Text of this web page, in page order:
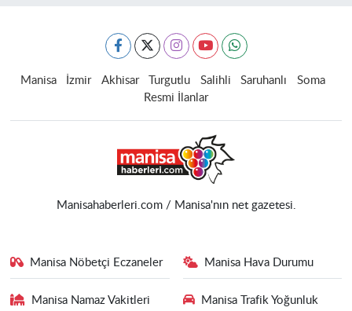
Manisa İzmir Akhisar Turgutlu Salihli Saruhanlı
Soma
Resmi İlanlar
Manisahaberleri.com / Manisa'nın net gazetesi.
Manisa Nöbetçi Eczaneler Manisa Hava Durumu
Manisa Namaz Vakitleri Manisa Trafik Yoğunluk